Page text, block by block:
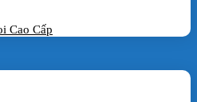
Cao Cấp